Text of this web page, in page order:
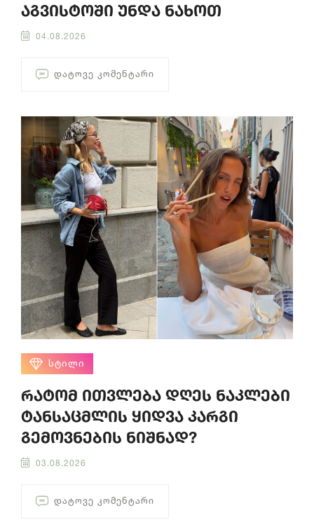
აგვისტოში უნდა ნახოთ
04.08.2026
ᲓᲐᲢᲝᲕᲔ ᲙᲝᲛᲔᲜᲢᲐᲠᲘ
ᲡᲢᲘᲚᲘ
რატომ ითვლება დღეს ნაკლები
ტანსაცმლის ყიდვა კარგი
გემოვნების ნიშნად?
03.08.2026
ᲓᲐᲢᲝᲕᲔ ᲙᲝᲛᲔᲜᲢᲐᲠᲘ